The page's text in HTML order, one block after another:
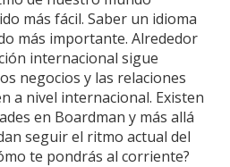
más fácil. Saber un idioma
más importante. Alrededor
internacional sigue
negocios y las relaciones
a nivel internacional. Existen
en Boardman y más allá
seguir el ritmo actual del
te pondrás al corriente?